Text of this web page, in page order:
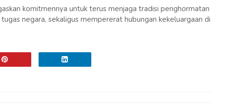
komitmennya untuk terus menjaga tradisi penghormatan
negara, sekaligus mempererat hubungan kekeluargaan di